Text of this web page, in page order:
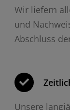
Wir liefern
und
Abschluss
Unsere